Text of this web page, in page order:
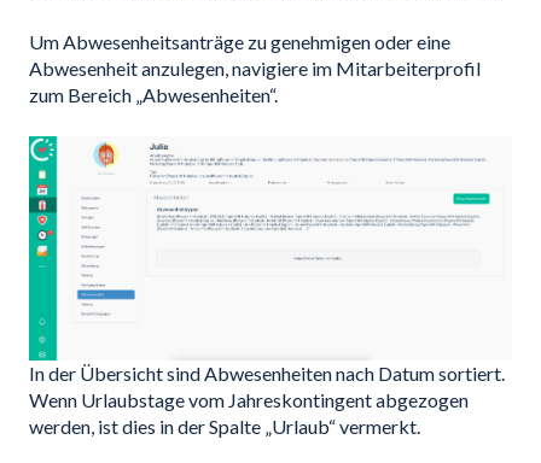
Um Abwesenheitsanträge zu genehmigen oder eine
Abwesenheit anzulegen, navigiere im Mitarbeiterprofil
zum Bereich „Abwesenheiten“.
In der Übersicht sind Abwesenheiten nach Datum sortiert.
Wenn Urlaubstage vom Jahreskontingent abgezogen
werden, ist dies in der Spalte „Urlaub“ vermerkt.